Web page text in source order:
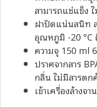
สามารถแช่แข็ง
ฝาปิดแน่นสนิท
อุณหภูมิ -20 °C
ความจุ 150 ml
ปราศจากสาร
กลิ่น ไม่มีสารตก
เข้าเครื่องล้างจา